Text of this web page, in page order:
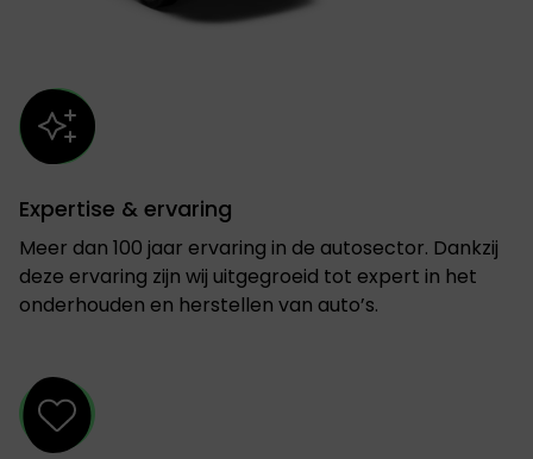
Expertise & ervaring
Meer dan 100 jaar ervaring in de autosector. Dankzij
deze ervaring zijn wij uitgegroeid tot expert in het
onderhouden en herstellen van auto’s.